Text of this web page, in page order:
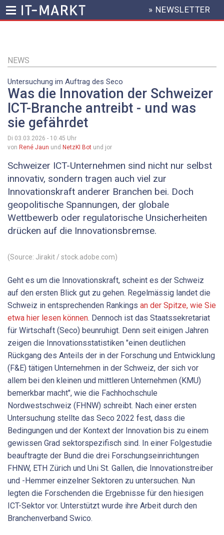
Inhalt
HEADER
MENU
» NEWSLETTER
NEWS
Untersuchung im Auftrag des Seco
Was die Innovation der Schweizer
ICT-Branche antreibt - und was
sie gefährdet
Di 03.03.2026 - 10:45 Uhr
von René Jaun und NetzKI Bot und jor
Schweizer ICT-Unternehmen sind nicht nur selbst
innovativ, sondern tragen auch viel zur
Innovationskraft anderer Branchen bei. Doch
geopolitische Spannungen, der globale
Wettbewerb oder regulatorische Unsicherheiten
drücken auf die Innovationsbremse.
(Source: Jirakit / stock.adobe.com)
Geht es um die Innovationskraft, scheint es der Schweiz
auf den ersten Blick gut zu gehen. Regelmässig landet die
Schweiz in entsprechenden Rankings an der Spitze, wie Sie
etwa hier lesen können. Dennoch ist das Staatssekretariat
für Wirtschaft (Seco) beunruhigt. Denn seit einigen Jahren
zeigen die Innovationsstatistiken "einen deutlichen
Rückgang des Anteils der in der Forschung und Entwicklung
(F&E) tätigen Unternehmen in der Schweiz, der sich vor
allem bei den kleinen und mittleren Unternehmen (KMU)
bemerkbar macht", wie die Fachhochschule
Nordwestschweiz (FHNW) schreibt. Nach einer ersten
Untersuchung stellte das Seco 2022 fest, dass die
Bedingungen und der Kontext der Innovation bis zu einem
gewissen Grad sektorspezifisch sind. In einer Folgestudie
beauftragte der Bund die drei Forschungseinrichtungen
FHNW, ETH Zürich und Uni St. Gallen, die Innovationstreiber
und -Hemmer einzelner Sektoren zu untersuchen. Nun
legten die Forschenden die Ergebnisse für den hiesigen
ICT-Sektor vor. Unterstützt wurde ihre Arbeit durch den
Branchenverband Swico.